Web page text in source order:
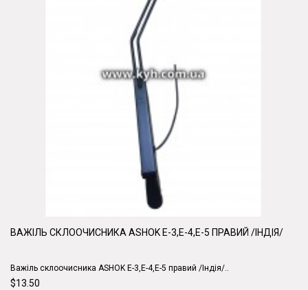
ВАЖІЛЬ СКЛООЧИСНИКА ASHOK Е-3,Е-4,Е-5 ПРАВИЙ /ІНДІЯ/
Важіль склоочисника ASHOK Е-3,Е-4,Е-5 правий /Індія/..
$13.50